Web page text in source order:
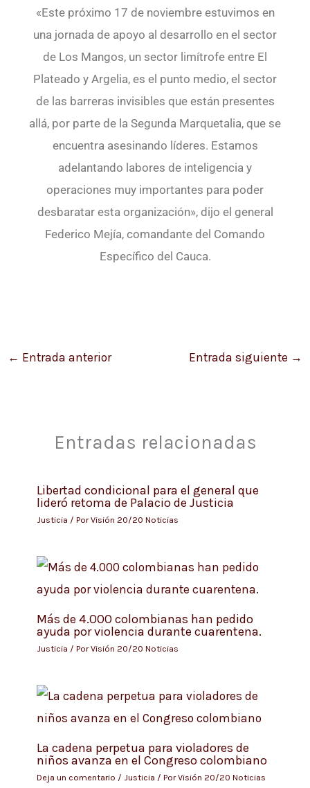
«Este próximo 17 de noviembre estuvimos en
una jornada de apoyo al desarrollo en el sector
de Los Mangos, un sector limítrofe entre El
Plateado y Argelia, es el punto medio, el sector
de las barreras invisibles que están presentes
allá, por parte de la Segunda Marquetalia, que se
encuentra asesinando líderes. Estamos
adelantando labores de inteligencia y
operaciones muy importantes para poder
desbaratar esta organización», dijo el general
Federico Mejía, comandante del Comando
Específico del Cauca.
← Entrada anterior Entrada siguiente →
Entradas relacionadas
Libertad condicional para el general que
lideró retoma de Palacio de Justicia
Justicia / PorVisión 20/20 Noticias
Más de 4.000 colombianas han pedido
ayuda por violencia durante cuarentena.
Justicia / PorVisión 20/20 Noticias
La cadena perpetua para violadores de
niños avanza en el Congreso colombiano
Deja un comentario / Justicia / PorVisión 20/20 Noticias